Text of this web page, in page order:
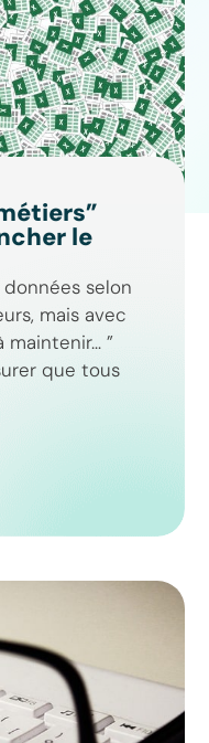
le
selon
mais avec
”
que tous